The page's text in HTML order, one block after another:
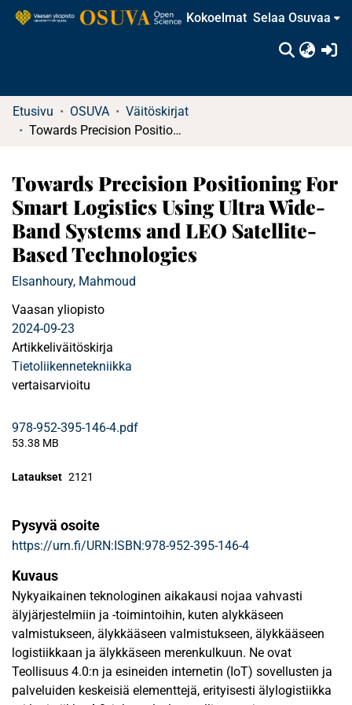
Kokoelmat Selaa Osuvaa
Etusivu OSUVA
Väitöskirjat
Towards Precision Positioning For Smart Logistics Using Ultra Wide-Band Systems and LEO Satellite-Based Technologies
Towards Precision Positioning For
Smart Logistics Using Ultra Wide-
Band Systems and LEO Satellite-
Based Technologies
Elsanhoury, Mahmoud
Vaasan yliopisto
2024-09-23
Artikkeliväitöskirja
Tietoliikennetekniikka
vertaisarvioitu
978-952-395-146-4.pdf
53.38 MB
Lataukset 2121
Pysyvä osoite
https://urn.fi/URN:ISBN:978-952-395-146-4
Kuvaus
Nykyaikainen teknologinen aikakausi nojaa vahvasti
älyjärjestelmiin ja -toimintoihin, kuten alykkäseen
valmistukseen, älykkääseen valmistukseen, älykkääseen
logistiikkaan ja älykkäseen merenkulkuun. Ne ovat
Teollisuus 4.0:n ja esineiden internetin (IoT) sovellusten ja
palveluiden keskeisiä elementtejä, erityisesti älylogistiikka